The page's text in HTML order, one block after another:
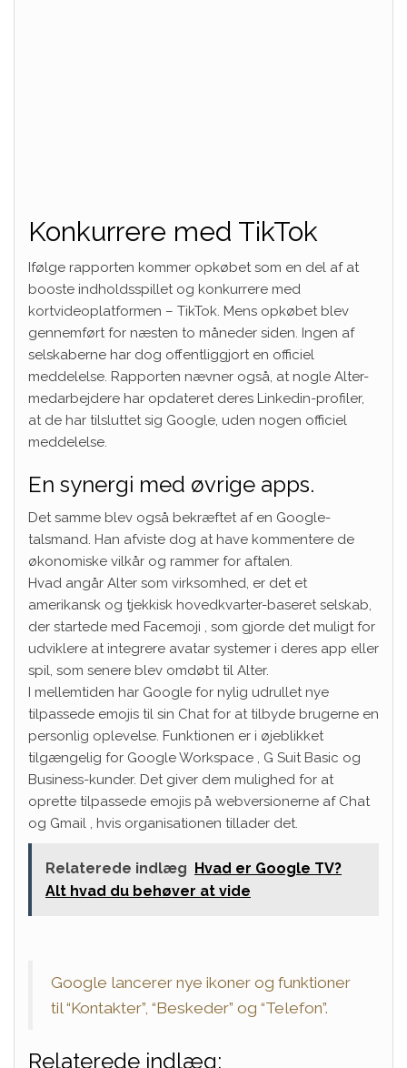
Konkurrere med TikTok
Ifølge rapporten kommer opkøbet som en del af at
booste indholdsspillet og konkurrere med
kortvideoplatformen – TikTok. Mens opkøbet blev
gennemført for næsten to måneder siden. Ingen af ​​
selskaberne har dog offentliggjort en officiel
meddelelse. Rapporten nævner også, at nogle Alter-
medarbejdere har opdateret deres Linkedin-profiler,
at de har tilsluttet sig Google, uden nogen officiel
meddelelse.
En synergi med øvrige apps.
Det samme blev også bekræftet af en Google-
talsmand. Han afviste dog at have kommentere de
økonomiske vilkår og rammer for aftalen.
Hvad angår Alter som virksomhed, er det et
amerikansk og tjekkisk hovedkvarter-baseret selskab,
der startede med Facemoji , som gjorde det muligt for
udviklere at integrere avatar systemer i deres app eller
spil, som senere blev omdøbt til Alter.
I mellemtiden har Google for nylig udrullet nye
tilpassede emojis til sin Chat for at tilbyde brugerne en
personlig oplevelse. Funktionen er i øjeblikket
tilgængelig for Google Workspace , G Suit Basic og
Business-kunder. Det giver dem mulighed for at
oprette tilpassede emojis på webversionerne af Chat
og Gmail , hvis organisationen tillader det.
Relaterede indlæg Hvad er Google TV?
Alt hvad du behøver at vide
Google lancerer nye ikoner og funktioner
til “Kontakter”, “Beskeder” og “Telefon”.
Relaterede indlæg: